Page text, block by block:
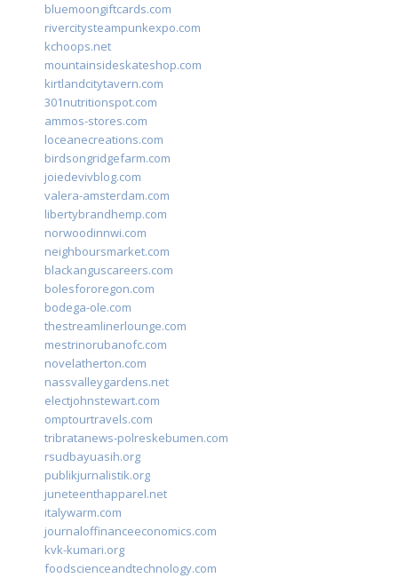
bluemoongiftcards.com
rivercitysteampunkexpo.com
kchoops.net
mountainsideskateshop.com
kirtlandcitytavern.com
301nutritionspot.com
ammos-stores.com
loceanecreations.com
birdsongridgefarm.com
joiedevivblog.com
valera-amsterdam.com
libertybrandhemp.com
norwoodinnwi.com
neighboursmarket.com
blackanguscareers.com
bolesfororegon.com
bodega-ole.com
thestreamlinerlounge.com
mestrinorubanofc.com
novelatherton.com
nassvalleygardens.net
electjohnstewart.com
omptourtravels.com
tribratanews-polreskebumen.com
rsudbayuasih.org
publikjurnalistik.org
juneteenthapparel.net
italywarm.com
journaloffinanceeconomics.com
kvk-kumari.org
foodscienceandtechnology.com